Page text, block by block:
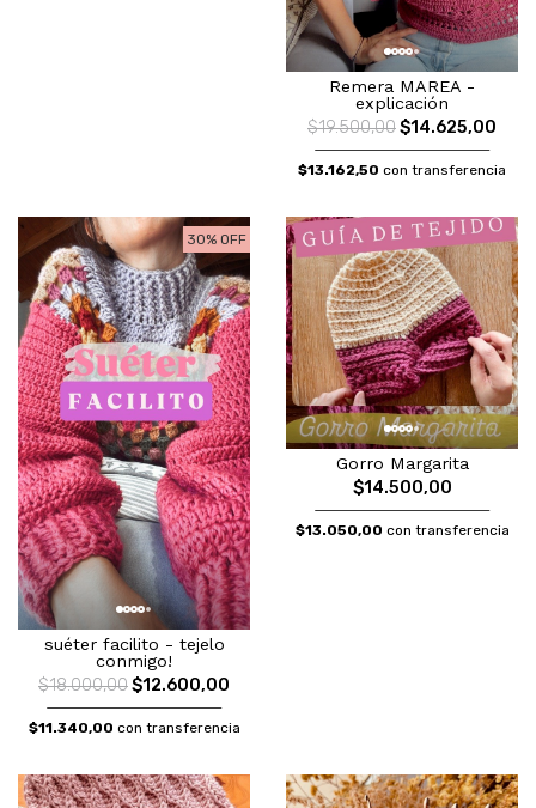
Remera MAREA -
explicación
$19.500,00$14.625,00
$13.162,50 con transferencia
30% OFF
suéter facilito - tejelo
conmigo!
$18.000,00$12.600,00
$11.340,00 con transferencia
Gorro Margarita
$14.500,00
$13.050,00 con transferencia